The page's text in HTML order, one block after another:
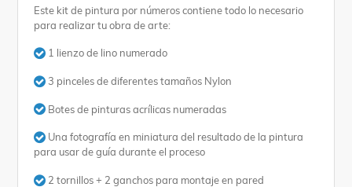
Este kit de pintura por números contiene todo lo necesario
para realizar tu obra de arte:
1 lienzo de lino numerado
3 pinceles de diferentes tamaños Nylon
Botes de pinturas acrílicas numeradas
Una fotografía en miniatura del resultado de la pintura
para usar de guía durante el proceso
2 tornillos + 2 ganchos para montaje en pared